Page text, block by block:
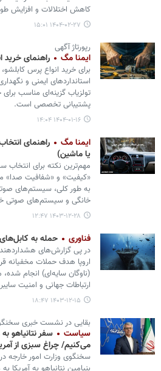
کاهش اختلالات و افزایش
۱۴۰۴-۰۲-۲۷ ۱۵:۰۱
رپورتاژ آگهی
ایمنا مگ راهنمای خرید
برای خرید انواع پرس
استانداردهای ایمنی و
تولزیاب گزینه‌ای مناسب برای
پشتیبانی تخصصی است.
۱۴۰۴-۰۱-۱۶ ۱۴:۰۴
ایمنا مگ
راهنمای
یا ماشین)
مهم‌ترین نکته برای
«کیفیت» و «شفافیت صدا»
خانگی و سیستم‌های صوتی
۱۴۰۳-۱۲-۲۸ ۱۲:۴۷
فناوری حمله به کابل‌های
در پی گزارش‌های
اروپا هدف حملات مخفیانه
(ناوگان سایه‌ای) انجام شده،
ارتباطات جهانی و امنیت
۱۴۰۳-۱۲-۱۵ ۱۸:۴۷
بقایی در نشست خبری
سیاست
سفر نتانیاهو
می‌کنیم/ چراغ سبزی از
سخنگوی وزارت امور خارجه
بنیامین نتانیاهو به آمریکا